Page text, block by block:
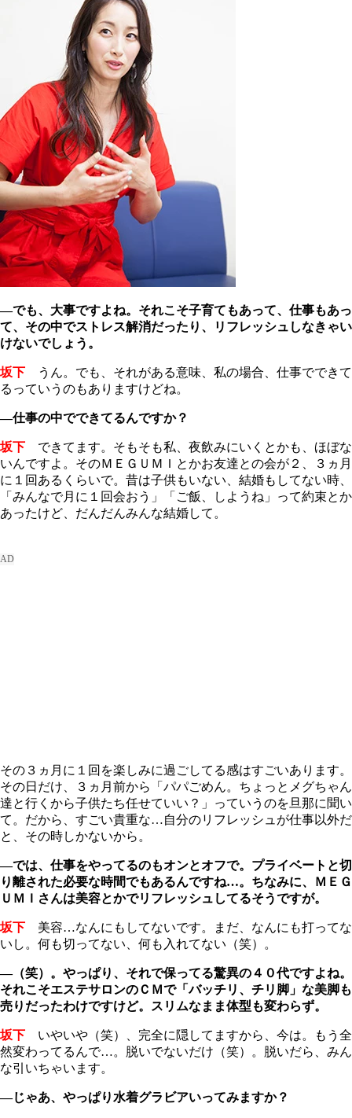
―でも、大事ですよね。それこそ子育てもあって、仕事もあっ
て、その中でストレス解消だったり、リフレッシュしなきゃい
けないでしょう。
坂下 うん。でも、それがある意味、私の場合、仕事でできて
るっていうのもありますけどね。
―仕事の中でできてるんですか？
坂下 できてます。そもそも私、夜飲みにいくとかも、ほぼな
いんですよ。そのＭＥＧＵＭＩとかお友達との会が２、３ヵ月
に１回あるくらいで。昔は子供もいない、結婚もしてない時、
「みんなで月に１回会おう」「ご飯、しようね」って約束とか
あったけど、だんだんみんな結婚して。
その３ヵ月に１回を楽しみに過ごしてる感はすごいあります。
その日だけ、３ヵ月前から「パパごめん。ちょっとメグちゃん
達と行くから子供たち任せていい？」っていうのを旦那に聞い
て。だから、すごい貴重な…自分のリフレッシュが仕事以外だ
と、その時しかないから。
―では、仕事をやってるのもオンとオフで。プライベートと切
り離された必要な時間でもあるんですね…。ちなみに、ＭＥＧ
ＵＭＩさんは美容とかでリフレッシュしてるそうですが。
坂下 美容…なんにもしてないです。まだ、なんにも打ってな
いし。何も切ってない、何も入れてない（笑）。
―（笑）。やっぱり、それで保ってる驚異の４０代ですよね。
それこそエステサロンのＣＭで「バッチリ、チリ脚」な美脚も
売りだったわけですけど。スリムなまま体型も変わらず。
坂下 いやいや（笑）、完全に隠してますから、今は。もう全
然変わってるんで…。脱いでないだけ（笑）。脱いだら、みん
な引いちゃいます。
―じゃあ、やっぱり水着グラビアいってみますか？